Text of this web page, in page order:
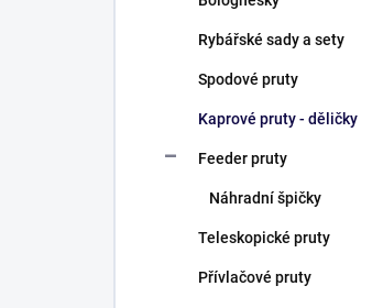
Rybářské sady a sety
Spodové pruty
Kaprové pruty - děličky
Feeder pruty
Náhradní špičky
Teleskopické pruty
Přívlačové pruty